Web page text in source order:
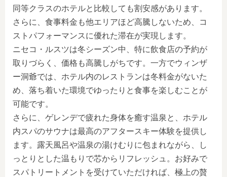
同等クラスのホテルと比較しても割安感があります。
さらに、食事料金も他エリアほど高騰しないため、コ
ストパフォーマンスに優れた滞在が実現します。
ニセコ・ルスツは冬シーズン中、特に飲食店の予約が
取りづらく、価格も高騰しがちです。一方でウィンザ
ー洞爺では、ホテル内のレストランは冬料金がないた
め、落ち着いた環境でゆったりと食事を楽しむことが
可能です。
さらに、ゲレンデで疲れた身体を癒す温泉と、ホテル
内スパのサウナは最高のアフタースキー体験を提供し
ます。露天風呂や温泉の湯けむりに包まれながら、し
っとりとした温もりで芯からリフレッシュ。お好みで
スパトリートメントを受けていただければ、極上の贅